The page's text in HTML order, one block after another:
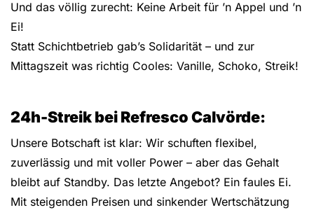
Und das völlig zurecht: Keine Arbeit für ’n Appel und ’n
Ei!
Statt Schichtbetrieb gab’s Solidarität – und zur
Mittagszeit was richtig Cooles: Vanille, Schoko, Streik!
24h-Streik bei Refresco Calvörde:
Unsere Botschaft ist klar: Wir schuften flexibel,
zuverlässig und mit voller Power – aber das Gehalt
bleibt auf Standby. Das letzte Angebot? Ein faules Ei.
Mit steigenden Preisen und sinkender Wertschätzung